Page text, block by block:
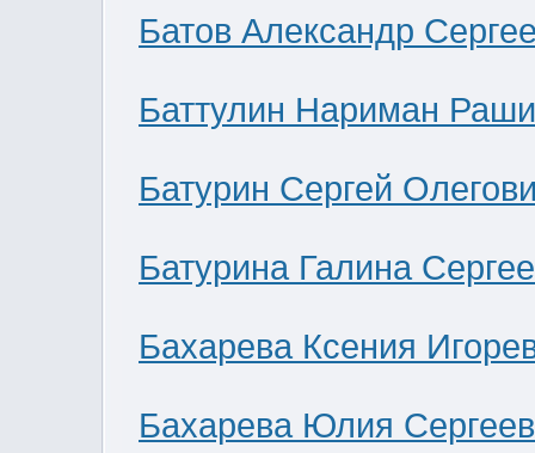
Батов Александр
Баттулин Нариман
Батурин Сергей
Батурина Галина
Бахарева Ксения
Бахарева Юлия